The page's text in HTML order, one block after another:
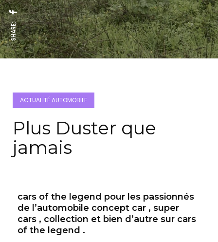
SHARE:
ACTUALITÉ AUTOMOBILE
Plus Duster que
jamais
cars of the legend pour les passionnés
de l’automobile concept car , super
cars , collection et bien d’autre sur cars
of the legend .